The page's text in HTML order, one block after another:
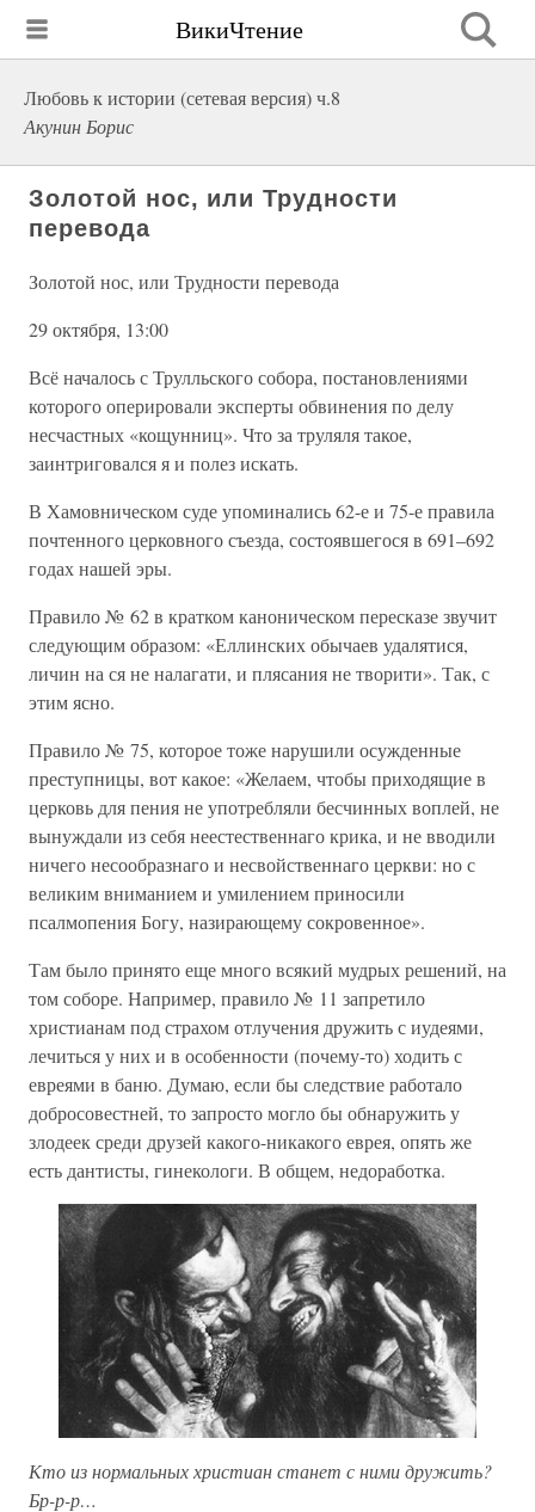
ВикиЧтение
Любовь к истории (сетевая версия) ч.8
Акунин Борис
Золотой нос, или Трудности
перевода
Золотой нос, или Трудности перевода
29 октября, 13:00
Всё началось с Трулльского собора, постановлениями
которого оперировали эксперты обвинения по делу
несчастных «кощунниц». Что за труляля такое,
заинтриговался я и полез искать.
В Хамовническом суде упоминались 62-е и 75-е правила
почтенного церковного съезда, состоявшегося в 691–692
годах нашей эры.
Правило № 62 в кратком каноническом пересказе звучит
следующим образом: «Еллинских обычаев удалятися,
личин на ся не налагати, и плясания не творити». Так, с
этим ясно.
Правило № 75, которое тоже нарушили осужденные
преступницы, вот какое: «Желаем, чтобы приходящие в
церковь для пения не употребляли бесчинных воплей, не
вынуждали из себя неестественнаго крика, и не вводили
ничего несообразнаго и несвойственнаго церкви: но с
великим вниманием и умилением приносили
псалмопения Богу, назирающему сокровенное».
Там было принято еще много всякий мудрых решений, на
том соборе. Например, правило № 11 запретило
христианам под страхом отлучения дружить с иудеями,
лечиться у них и в особенности (почему-то) ходить с
евреями в баню. Думаю, если бы следствие работало
добросовестней, то запросто могло бы обнаружить у
злодеек среди друзей какого-никакого еврея, опять же
есть дантисты, гинекологи. В общем, недоработка.
Кто из нормальных христиан станет с ними дружить?
Бр-р-р…